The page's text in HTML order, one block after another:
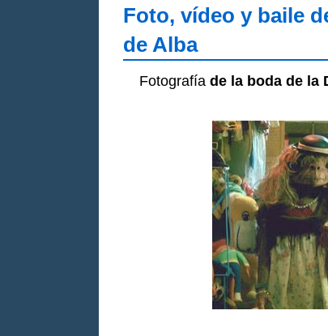
Foto, vídeo y baile
de Alba
Fotografía de la boda de la